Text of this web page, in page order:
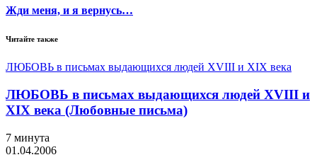
Жди меня, и я вернусь…
Читайте также
ЛЮБОВЬ в письмах выдающихся людей XVIII и XIX века
ЛЮБОВЬ в письмах выдающихся людей XVIII и
XIX века (Любовные письма)
7 минута
01.04.2006